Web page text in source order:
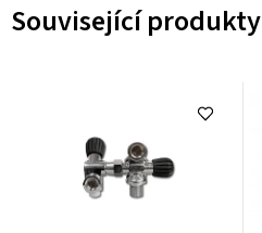
Související produkty